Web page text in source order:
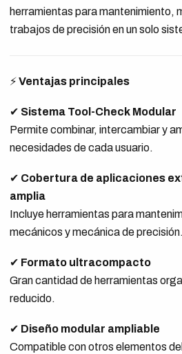
herramientas para mantenimiento,
trabajos de precisión en un solo
⚡Ventajas principales
✔ Sistema Tool-Check Modular
Permite combinar, intercambiar y
necesidades de cada usuario.
✔ Cobertura de aplicaciones
amplia
Incluye herramientas para
mecánicos y mecánica de precisión.
✔ Formato ultracompacto
Gran cantidad de herramientas
reducido.
✔ Diseño modular ampliable
Compatible con otros elementos